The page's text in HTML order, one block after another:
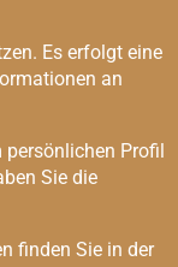
Es erfolgt eine
an
persönlichen Profil
Sie die
finden Sie in der